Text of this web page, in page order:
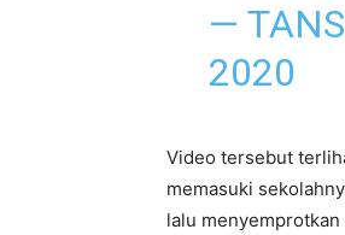
—
2020
Video tersebut
memasuki
lalu